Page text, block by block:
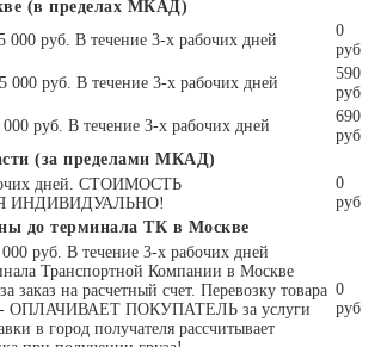
(в пределах МКАД)
000 руб. В течение 3-х рабочих дней
0
руб
000 руб. В течение 3-х рабочих дней
590
руб
руб. В течение 3-х рабочих дней
690
руб
(за пределами МКАД)
дней. СТОИМОСТЬ
ИНДИВИДУАЛЬНО!
0
руб
до терминала ТК в Москве
руб. В течение 3-х рабочих дней
Транспортной Компании в Москве
заказ на расчетный счет. Перевозку товара
- ОПЛАЧИВАЕТ ПОКУПАТЕЛЬ за услуги
в город получателя рассчитывает
0
руб